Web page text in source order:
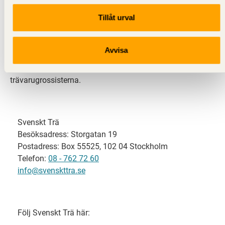
Tillåt urval
Avvisa
Svenskt Trä representerar svensk sågverksindustri
och är en del av branschorganisationen
svensk limträ-, KL-trä- och förpackningsindustri samt
trävarugrossisterna.
Svenskt Trä
Besöksadress: Storgatan 19
Postadress: Box 55525, 102 04 Stockholm
Telefon: 08 - 762 72 60
info@svenskttra.se
Följ Svenskt Trä här: